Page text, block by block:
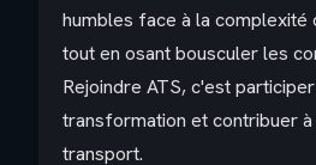
humbles face à la complexité
tout en osant bousculer les
Rejoindre ATS, c'est
transformation et contribuer
transport.